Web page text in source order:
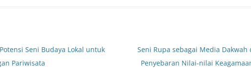
Seni Budaya Lokal untuk
Pariwisata
Seni Rupa sebagai Media Dakwah
Penyebaran Nilai-nilai